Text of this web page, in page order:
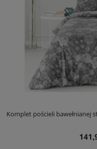
Komplet pościeli bawełnianej